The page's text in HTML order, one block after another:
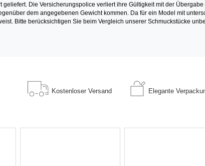
Die Versicherungspolice verliert ihre Gültigkeit mit der
dem angegebenen Gewicht kommen. Da für ein Model mit
Bitte berücksichtigen Sie beim Vergleich unserer Schmuckstücke
Kostenloser Versand Elegante